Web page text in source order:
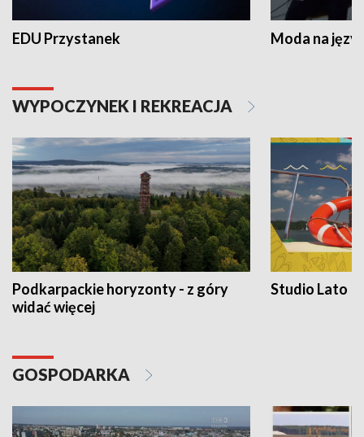
EDU Przystanek Moda na
WYPOCZYNEK I REKREACJA
Podkarpackie horyzonty - z góry
widać więcej
Studio Lato
GOSPODARKA